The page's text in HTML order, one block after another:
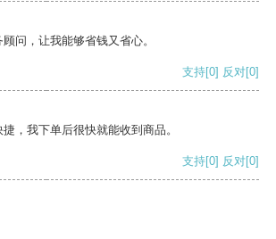
问，让我能够省钱又省心。
支持[0] 反对[0]
，我下单后很快就能收到商品。
支持[0] 反对[0]